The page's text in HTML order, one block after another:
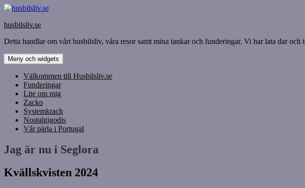
Hoppa
innehåll
husbilsliv.se
Detta handlar om vårt husbilsliv, våra resor samt mina tankar och funderingar. Vi har lata dar och
Meny och widgets
Välkommen till Husbilsliv.se
Funderingar
Lite om mig
Zacko
Systemkrach
Nostalgigodis
Vår pärla i Portugal
Jag är nu i Seglora
Kvällskvisten 2024